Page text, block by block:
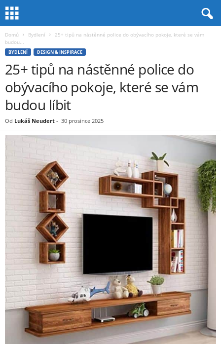
Domů Bydlení
25+ tipů na nástěnné police do obývacího pokoje, které se vám
budou...
BYDLENÍ DESIGN & INSPIRACE
25+ tipů na nástěnné police do
obývacího pokoje, které se vám
budou líbit
Od Lukáš Neudert - 30 prosince 2025